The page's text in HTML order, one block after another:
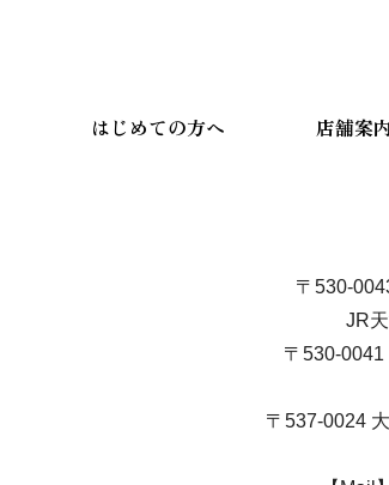
はじめての方へ 店舗案
〒530-
JR
〒530-
〒537-0024